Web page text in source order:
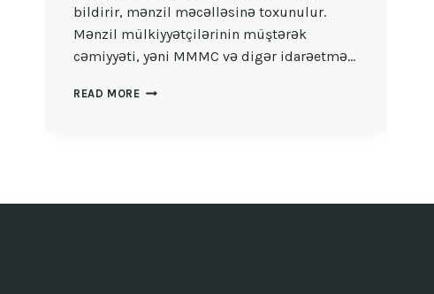
bildirir, mənzil məcəlləsinə toxunulur.
Mənzil mülkiyyətçilərinin müştərək
cəmiyyəti, yəni MMMC və digər idarəetmə…
READ MORE BINALARIN